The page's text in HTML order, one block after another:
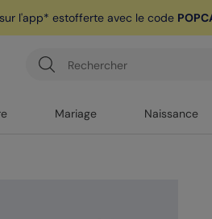
l'app* estofferte avec le code
Mariage Naissance